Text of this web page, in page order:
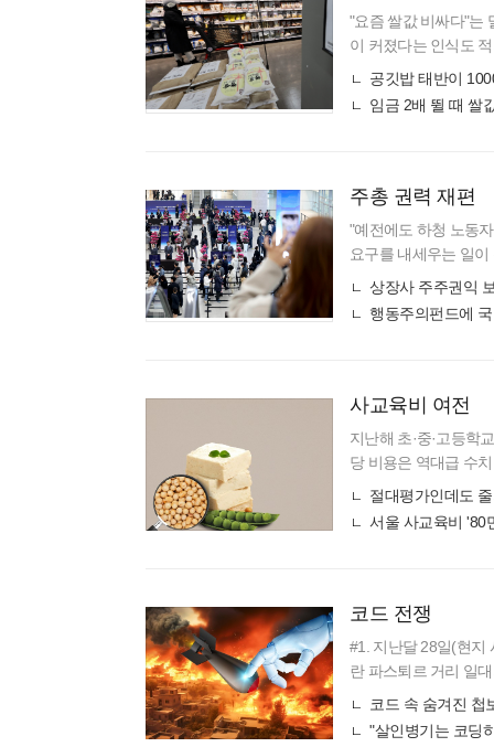
"요즘 쌀값 비싸다"는
이 커졌다는 인식도
보면 장기 흐름에서
공깃밥 태반이
임금 2배 뛸 때 쌀
주총 권력 재편
"예전에도 하청 노동
요구를 내세우는 일
총회를 끝낸 한 기업
상장사 주주권익
행동주의펀드에
사교육비 여전
지난해 초·중·고등학
당 비용은 역대급 수
초등학교 6학년의 1
절대평가인데도
서울 사교육비 '80
코드 전쟁
#1. 지난달 28일(현지
란 파스퇴르 거리 일
로에게 전화를 걸었
코드 속 숨겨진
"살인병기는 코딩